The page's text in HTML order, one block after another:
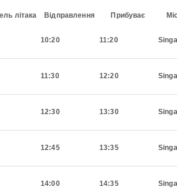
літака Відправлення Прибуває
10:20 11:20
11:30 12:20
12:30 13:30
12:45 13:35
14:00 14:35